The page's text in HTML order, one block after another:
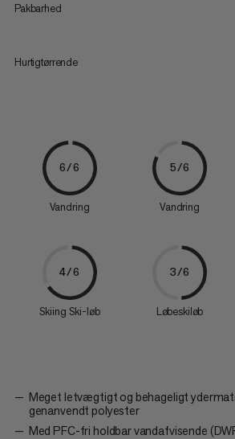
Pakbarhed
Hurtigtørrende
6/6
Vandring
5/6
Vandring
4/6
Skiing Ski-løb
3/6
Løbeskiløb
Meget letvægtigt og behageligt
genanvendt polyester
Med PFC-fri holdbar vandafvisende